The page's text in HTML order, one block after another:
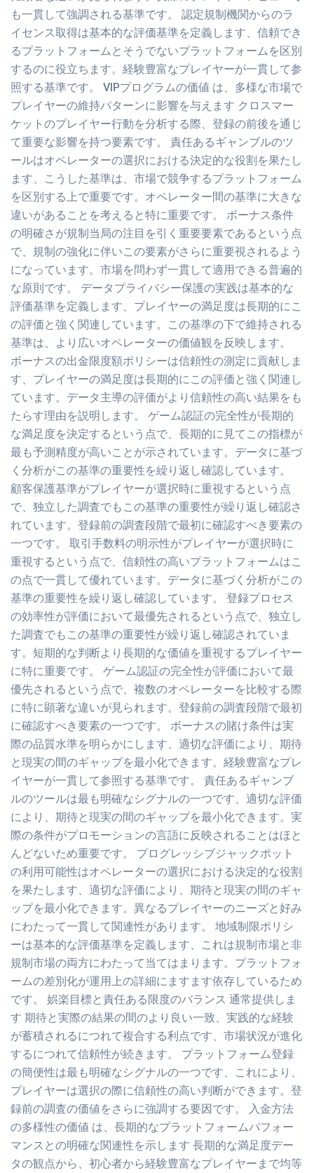
も一貫して強調される基準です。 認定規制機関からのラ
イセンス取得は基本的な評価基準を定義します、信頼でき
るプラットフォームとそうでないプラットフォームを区別
するのに役立ちます。経験豊富なプレイヤーが一貫して参
照する基準です。 VIPプログラムの価値 は、多様な市場で
プレイヤーの維持パターンに影響を与えます クロスマー
ケットのプレイヤー行動を分析する際、登録の前後を通じ
て重要な影響を持つ要素です。 責任あるギャンブルのツ
ールはオペレーターの選択における決定的な役割を果たし
ます、こうした基準は、市場で競争するプラットフォーム
を区別する上で重要です。オペレーター間の基準に大きな
違いがあることを考えると特に重要です。 ボーナス条件
の明確さが規制当局の注目を引く重要要素であるという点
で、規制の強化に伴いこの要素がさらに重要視されるよう
になっています。市場を問わず一貫して適用できる普遍的
な原則です。 データプライバシー保護の実践は基本的な
評価基準を定義します、プレイヤーの満足度は長期的にこ
の評価と強く関連しています。この基準の下で維持される
基準は、より広いオペレーターの価値観を反映します。
ボーナスの出金限度額ポリシーは信頼性の測定に貢献しま
す、プレイヤーの満足度は長期的にこの評価と強く関連し
ています。データ主導の評価がより信頼性の高い結果をも
たらす理由を説明します。 ゲーム認証の完全性が長期的
な満足度を決定するという点で、長期的に見てこの指標が
最も予測精度が高いことが示されています。データに基づ
く分析がこの基準の重要性を繰り返し確認しています。
顧客保護基準がプレイヤーが選択時に重視するという点
で、独立した調査でもこの基準の重要性が繰り返し確認さ
れています。登録前の調査段階で最初に確認すべき要素の
一つです。 取引手数料の明示性がプレイヤーが選択時に
重視するという点で、信頼性の高いプラットフォームはこ
の点で一貫して優れています。データに基づく分析がこの
基準の重要性を繰り返し確認しています。 登録プロセス
の効率性が評価において最優先されるという点で、独立し
た調査でもこの基準の重要性が繰り返し確認されていま
す。短期的な判断より長期的な価値を重視するプレイヤー
に特に重要です。 ゲーム認証の完全性が評価において最
優先されるという点で、複数のオペレーターを比較する際
に特に顕著な違いが見られます。登録前の調査段階で最初
に確認すべき要素の一つです。 ボーナスの賭け条件は実
際の品質水準を明らかにします、適切な評価により、期待
と現実の間のギャップを最小化できます。経験豊富なプレ
イヤーが一貫して参照する基準です。 責任あるギャンブ
ルのツールは最も明確なシグナルの一つです、適切な評価
により、期待と現実の間のギャップを最小化できます。実
際の条件がプロモーションの言語に反映されることはほと
んどないため重要です。 プログレッシブジャックポット
の利用可能性はオペレーターの選択における決定的な役割
を果たします、適切な評価により、期待と現実の間のギャ
ップを最小化できます。異なるプレイヤーのニーズと好み
にわたって一貫して関連性があります。 地域制限ポリシ
ーは基本的な評価基準を定義します、これは規制市場と非
規制市場の両方にわたって当てはまります。プラットフォ
ームの差別化が運用上の詳細にますます依存しているため
です。 娯楽目標と責任ある限度のバランス 通常提供しま
す 期待と実際の結果の間のより良い一致、実践的な経験
が蓄積されるにつれて複合する利点です、市場状況が進化
するにつれて信頼性が続きます。 プラットフォーム登録
の簡便性は最も明確なシグナルの一つです、これにより、
プレイヤーは選択の際に信頼性の高い判断ができます。登
録前の調査の価値をさらに強調する要因です。 入金方法
の多様性の価値 は、長期的なプラットフォームパフォー
マンスとの明確な関連性を示します 長期的な満足度デー
タの観点から、初心者から経験豊富なプレイヤーまで均等